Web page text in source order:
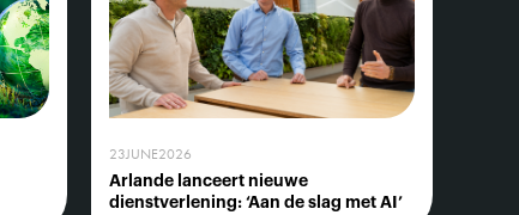
23JUNE2026
Arlande lanceert nieuwe
dienstverlening: ‘Aan de slag met AI’